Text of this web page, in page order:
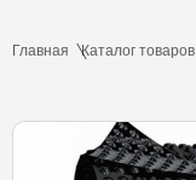
Главная Каталог товаров